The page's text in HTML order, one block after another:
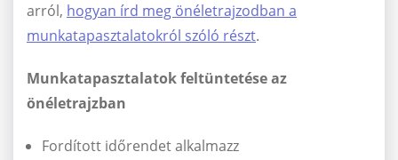
arról, hogyan írd meg önéletrajzodban a
munkatapasztalatokról szóló részt.
Munkatapasztalatok feltüntetése az
önéletrajzban
Fordított időrendet alkalmazz